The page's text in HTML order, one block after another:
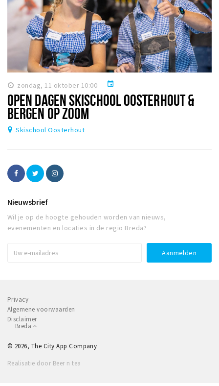
zondag, 11 oktober 10:00 event
OPEN DAGEN SKISCHOOL OOSTERHOUT &
BERGEN OP ZOOM
Skischool Oosterhout
Nieuwsbrief
Wil je op de hoogte gehouden worden van nieuws,
evenementen en locaties in de regio Breda?
Privacy
Algemene voorwaarden
Disclaimer
Breda
© 2026, The City App Company
Realisatie door Beer n tea